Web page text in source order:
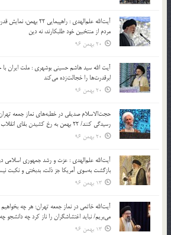
آیت‌الله علم‌الهدی :
مردم از منتخبین خود طلبکارند، نه دین
20 بهمن 96
ابرقدرت‌ها را خجالت‌زده می‌کند
20 بهمن 96
حجت‌الاسلام صدیقی در خطبه‌های نماز جمعه
رسیدگی کنند/ 22 بهمن به رخ کشیدن بقای انقلاب است
20 بهمن 96
آیت‌الله علم‌الهدی : عزت و رشد جمهوری اسلامی
بازگشت به‌سوی آمریکا جز ذلت، بدبختی و نکبت
13 بهمن 96
آیت‌الله خاتمی در نماز جمعه تهران: هر چه
می‌بریم/ نباید اغتشاشگران را ناز کرد چه دانشجو
13 بهمن 96